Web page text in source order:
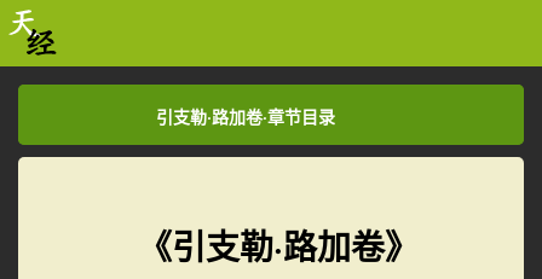
引支勒·路加卷·章节目录
引支勒·路加卷·章节目录
《引支勒·路加卷》